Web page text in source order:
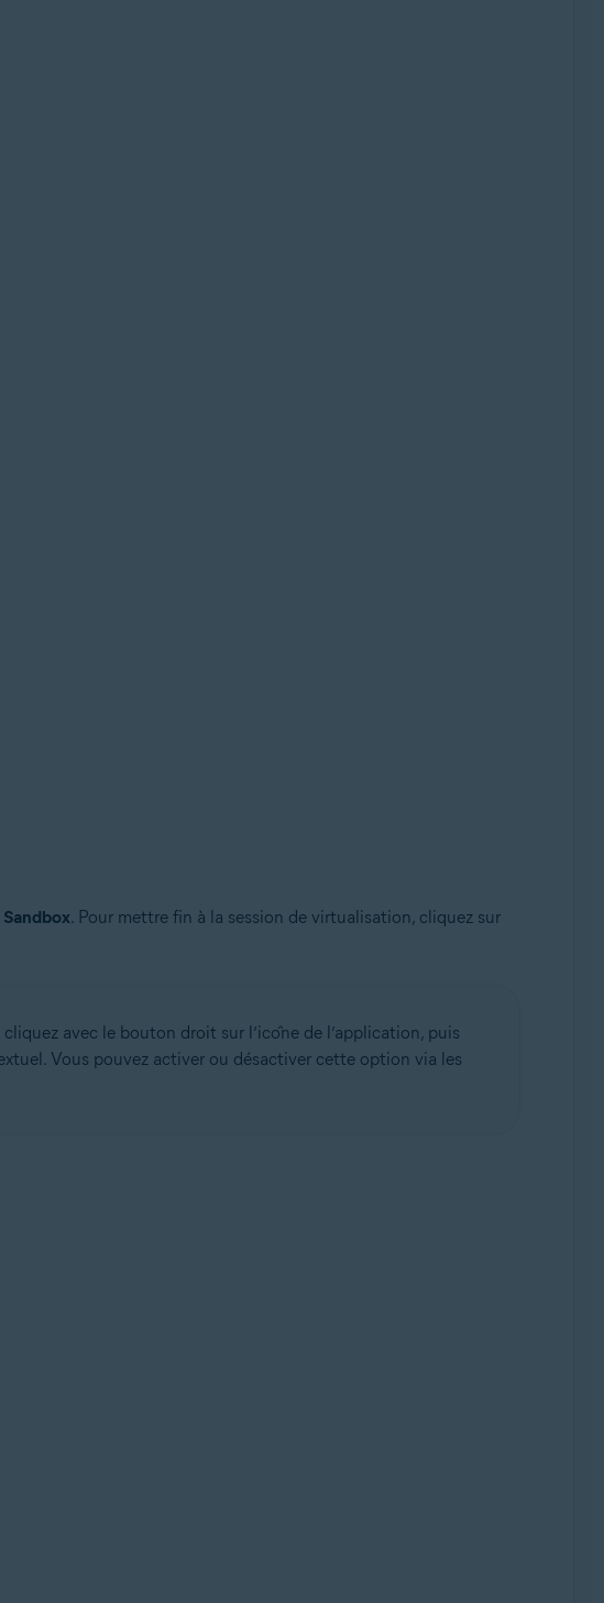
Sandbox. Pour mettre fin à la session de virtualisation, cliquez sur
avec le bouton droit sur l’icône de l’application, puis
Vous pouvez activer ou désactiver cette option via les